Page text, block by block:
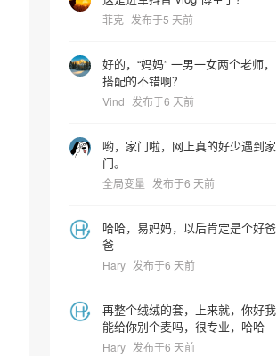
菲克 发布于5 天前
好的，“妈妈” 一男一女两个老师，
搭配的不错啊？
Vind 发布于6 天前
哟，家门啦，网上真的好少遇到家
门。
全局变量 发布于6 天前
哈哈，易妈妈，以后肯定是个好爸
爸
Hary 发布于6 天前
再整个绒绒的套，上来就，你好我
能给你别个麦吗，很专业，哈哈
Hary 发布于6 天前